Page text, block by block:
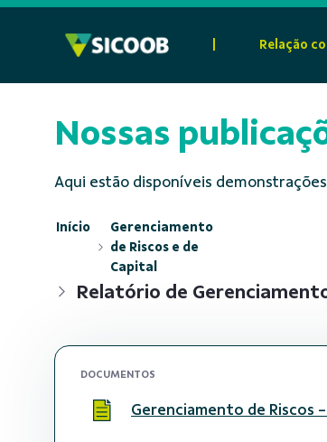
Relação
Nossas
Aqui estão disponíveis
Início
Gerenciamento
de Riscos e de
Capital
Relatório de
DOCUMENTOS
Gerenciamento de Riscos